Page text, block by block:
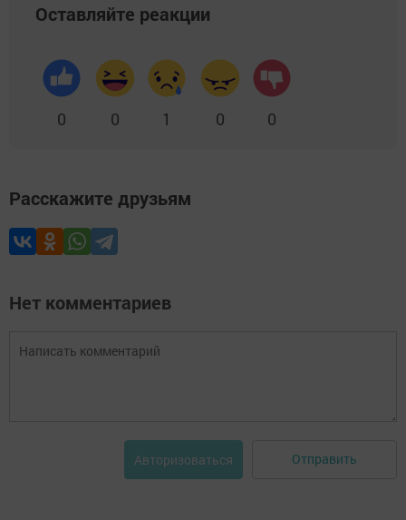
Оставляйте реакции
0 0 1 0 0
Расскажите друзьям
Нет комментариев
Авторизоваться Отправить